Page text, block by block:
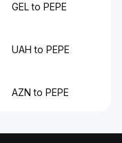
GEL to PEPE
UAH to PEPE
AZN to PEPE